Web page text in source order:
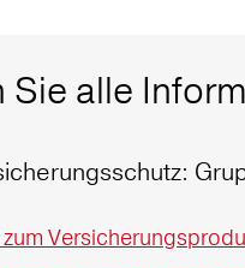
Sie alle